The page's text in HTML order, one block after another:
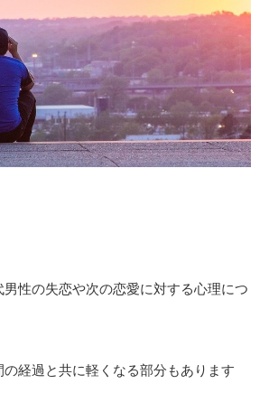
男性の失恋や次の恋愛に対する心理につ
経過と共に軽くなる部分もあります